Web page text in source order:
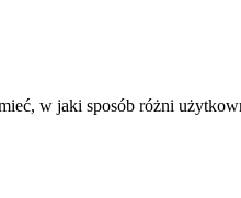
w jaki sposób różni